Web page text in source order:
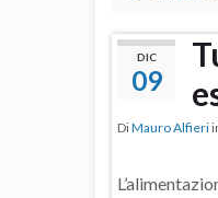
DIC
09
DiMauro Alfieri